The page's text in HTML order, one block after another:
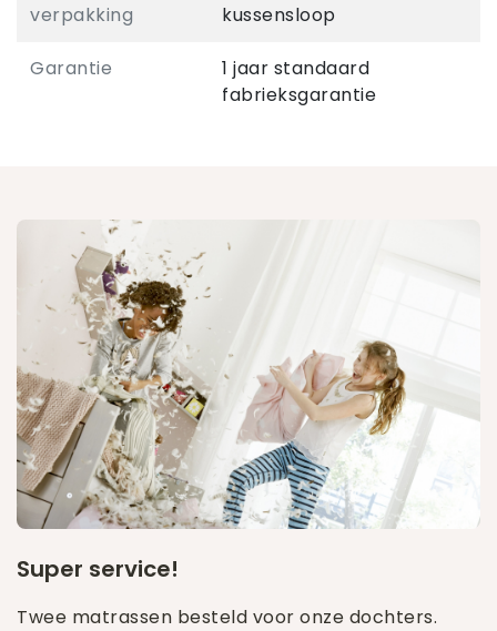
verpakking
kussensloop
Garantie
1 jaar standaard
fabrieksgarantie
Super service!
Twee matrassen besteld voor onze dochters.